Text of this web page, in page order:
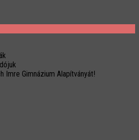
Imre Gimnázium Alapítványát!